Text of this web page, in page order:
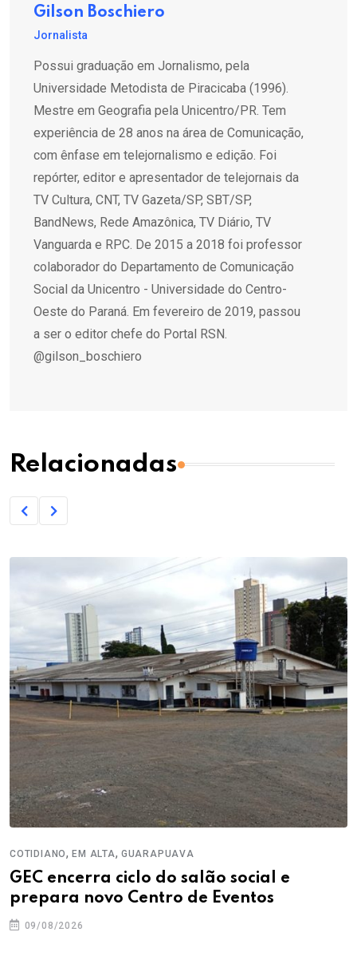
Gilson Boschiero
Jornalista
Possui graduação em Jornalismo, pela
Universidade Metodista de Piracicaba (1996).
Mestre em Geografia pela Unicentro/PR. Tem
experiência de 28 anos na área de Comunicação,
com ênfase em telejornalismo e edição. Foi
repórter, editor e apresentador de telejornais da
TV Cultura, CNT, TV Gazeta/SP, SBT/SP,
BandNews, Rede Amazônica, TV Diário, TV
Vanguarda e RPC. De 2015 a 2018 foi professor
colaborador do Departamento de Comunicação
Social da Unicentro - Universidade do Centro-
Oeste do Paraná. Em fevereiro de 2019, passou
a ser o editor chefe do Portal RSN.
@gilson_boschiero
Relacionadas
COTIDIANO,EM ALTA, GUARAPUAVA
GEC encerra ciclo do salão social e
prepara novo Centro de Eventos
09/08/2026